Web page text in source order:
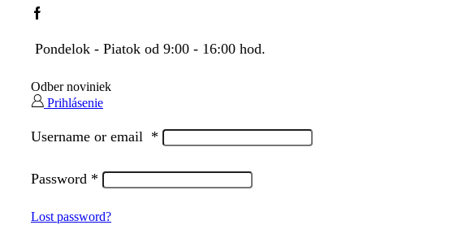
Facebook
Pondelok - Piatok od 9:00 - 16:00 hod.
Odber noviniek
Prihlásenie
Username or email *
Password *
Lost password?